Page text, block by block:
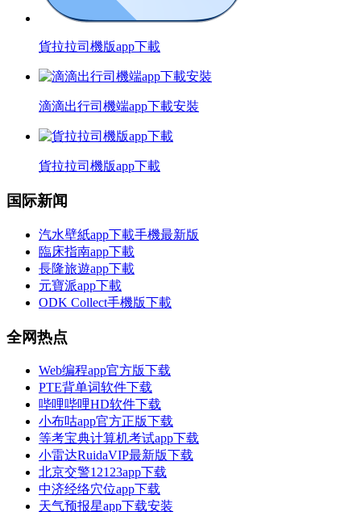
貨拉拉司機版app下載
滴滴出行司機端app下載安裝
貨拉拉司機版app下載
国际新闻
汽水壁紙app下載手機最新版
臨床指南app下載
長隆旅遊app下載
元寶派app下載
ODK Collect手機版下載
全网热点
Web编程app官方版下载
PTE背单词软件下载
哔哩哔哩HD软件下载
小布咕app官方正版下载
等考宝典计算机考试app下载
小雷达RuidaVIP最新版下载
北京交警12123app下载
中济经络穴位app下载
天气预报星app下载安装